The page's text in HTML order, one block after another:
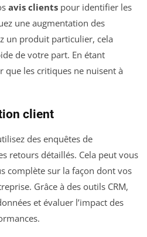
avis clients pour identifier les
une augmentation des
un produit particulier, cela
de votre part. En étant
que les critiques ne nuisent à
client
des enquêtes de
retours détaillés. Cela peut vous
complète sur la façon dont vos
Grâce à des outils CRM,
et évaluer l’impact des